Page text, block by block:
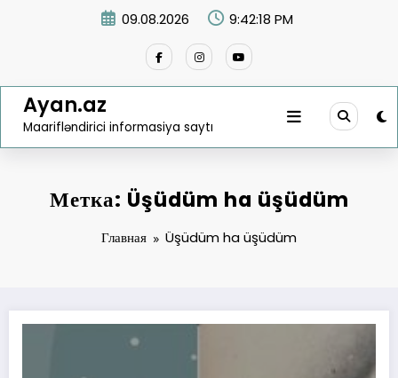
09.08.2026 9:42:18 PM
Ayan.az
Maarifləndirici informasiya saytı
Метка: Üşüdüm ha üşüdüm
Главная Üşüdüm ha üşüdüm